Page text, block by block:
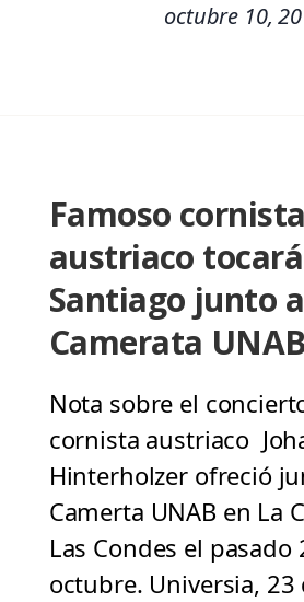
octubre 10,
Famoso cornista
austriaco
Santiago junto a
Camerata UNAB
Nota sobre el
cornista austriaco
Hinterholzer ofreció
Camerta UNAB en La
Las Condes el pasado
octubre. Universia, 23